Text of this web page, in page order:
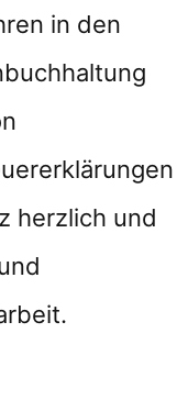
in den
herzlich und